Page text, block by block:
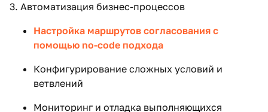
3. Автоматизация бизнес-процессов
Настройка маршрутов согласования с
помощью no-code подхода
Конфигурирование сложных условий и
ветвлений
Мониторинг и отладка выполняющихся